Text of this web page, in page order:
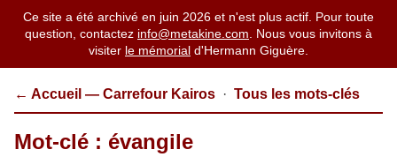
Ce site a été archivé en juin 2026 et n'est plus actif. Pour toute
question, contactez info@metakine.com . Nous vous invitons à
visiter le mémorial d'Hermann Giguère.
← Accueil — Carrefour Kairos · Tous les mots-clés
Mot-clé : évangile